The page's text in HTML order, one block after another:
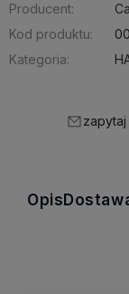
Producent:
Kod produktu:
Kategoria:
Opis